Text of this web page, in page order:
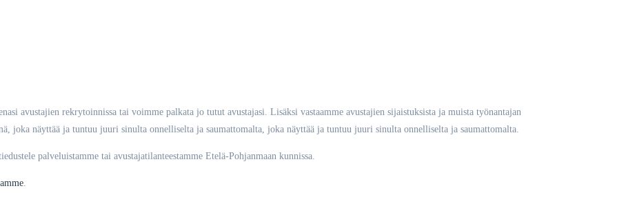
avustajien rekrytoinnissa tai voimme palkata jo tutut avustajasi. Lisäksi vastaamme avustajien sijaistuksista ja muista työnantajan
joka näyttää ja tuntuu juuri sinulta onnelliselta ja saumattomalta, joka näyttää ja tuntuu juuri sinulta onnelliselta ja saumattomalta.
palveluistamme tai avustajatilanteestamme Etelä-Pohjanmaan kunnissa.
.